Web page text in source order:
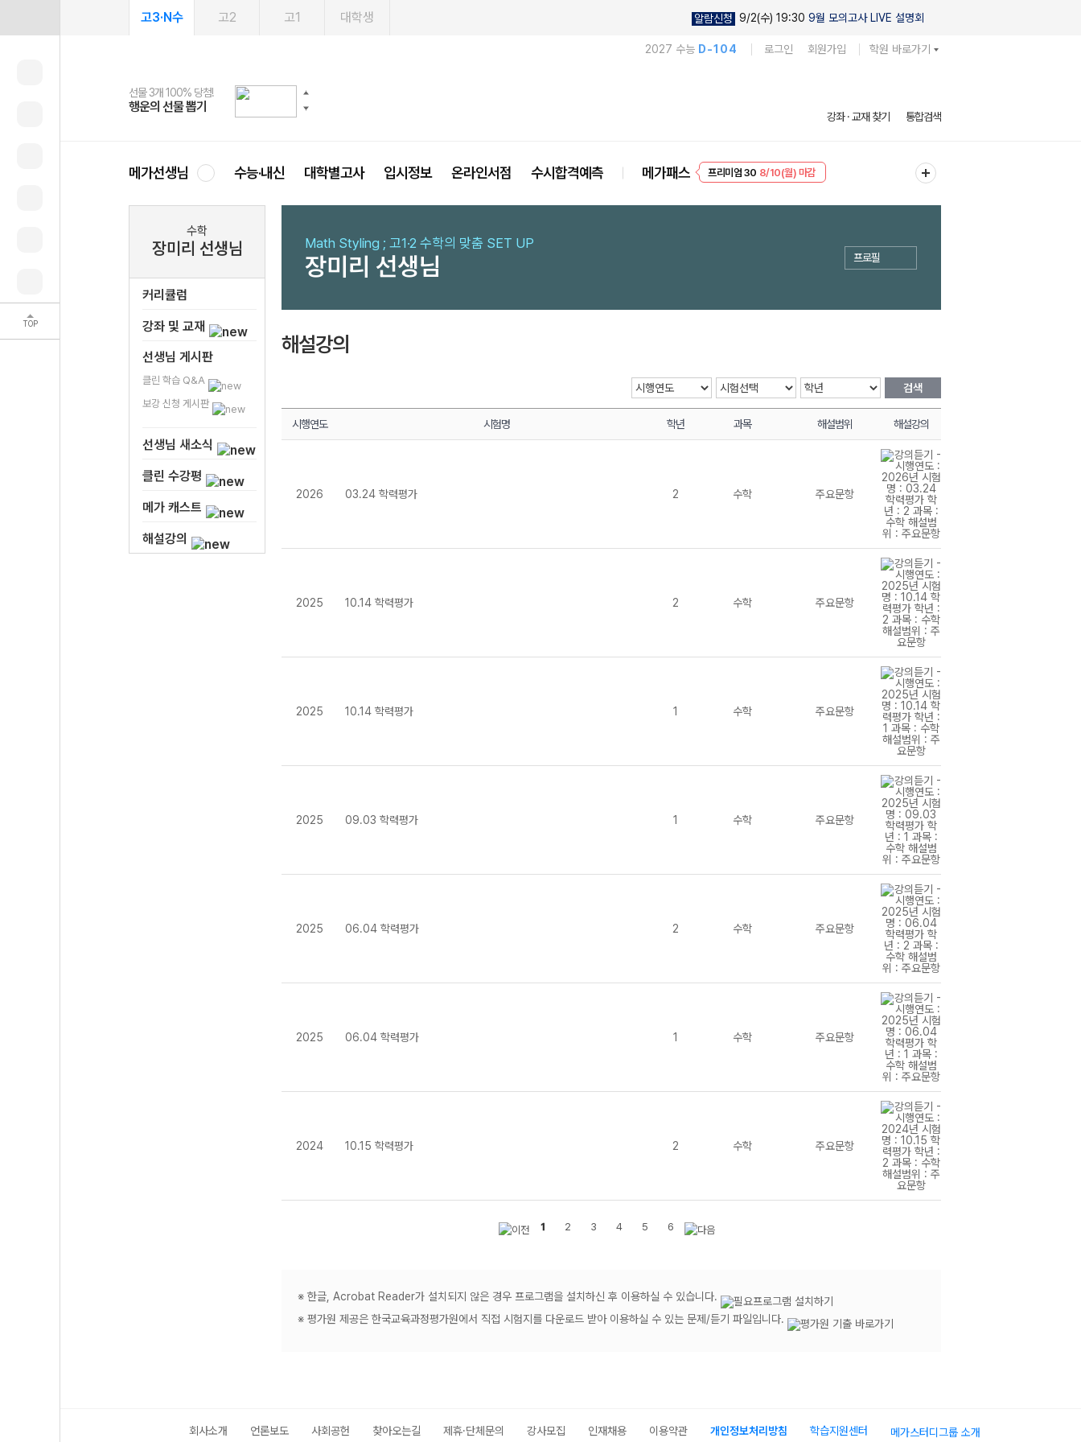
TOP
고3·N수 고2 고1 대학생 알람신청 9/2(수) 19:30 9월 모의고사 LIVE 설명회
2027 수능 D-104 로그인 회원가입 학원 바로가기
선물 3개 100% 당첨!
행운의 선물 뽑기
선물 100% 증정!
메가스터디 X 올리브
여름방학 스터디 캐시백
메가런 썸머스쿨
2027 러셀 단과
강사 공개선발
스마트러닝앱
설문 EVENT
메가패스
3일 무료 체험권
메가패스 수강생 무료혜택!
메가클럽 멤버십
사회공헌 캠페인
희망이룸 메가나눔
강좌 · 교재 찾기 통합검색
메가선생님 수능·내신 대학별고사 입시정보 온라인서점 수시합격예측 메가패스
EVENT 8/10(월) 마감
수학
장미리 선생님
커리큘럼
강좌 및 교재
선생님 게시판
클린 학습 Q&A
보강 신청 게시판
선생님 새소식
클린 수강평
메가 캐스트
해설강의
Math Styling ; 고1·2 수학의 맞춤 SET UP
장미리 선생님 프로필
해설강의
검색
시행연도 시험명 학년 과목 해설범위 해설강의
2026 03.24 학력평가 2 수학 주요문항
2025 10.14 학력평가 2 수학 주요문항
2025 10.14 학력평가 1 수학 주요문항
2025 09.03 학력평가 1 수학 주요문항
2025 06.04 학력평가 2 수학 주요문항
2025 06.04 학력평가 1 수학 주요문항
2024 10.15 학력평가 2 수학 주요문항
1 2 3 4 5 6
※ 한글, Acrobat Reader가 설치되지 않은 경우 프로그램을 설치하신 후 이용하실 수 있습니다.
※ 평가원 제공은 한국교육과정평가원에서 직접 시험지를 다운로드 받아 이용하실 수 있는 문제/듣기 파일입니다.
회사소개 언론보도 사회공헌 찾아오는길 제휴·단체문의 강사모집 인재채용 이용약관 개인정보처리방침 학습지원센터 메가스터디그룹 소개